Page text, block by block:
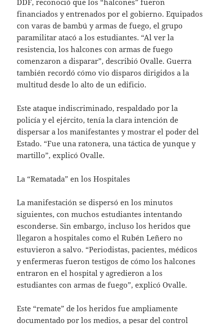
DDF, reconoció que los “halcones” fueron
financiados y entrenados por el gobierno. Equipados
con varas de bambú y armas de fuego, el grupo
paramilitar atacó a los estudiantes. “Al ver la
resistencia, los halcones con armas de fuego
comenzaron a disparar”, describió Ovalle. Guerra
también recordó cómo vio disparos dirigidos a la
multitud desde lo alto de un edificio.
Este ataque indiscriminado, respaldado por la
policía y el ejército, tenía la clara intención de
dispersar a los manifestantes y mostrar el poder del
Estado. “Fue una ratonera, una táctica de yunque y
martillo”, explicó Ovalle.
La “Rematada” en los Hospitales
La manifestación se dispersó en los minutos
siguientes, con muchos estudiantes intentando
esconderse. Sin embargo, incluso los heridos que
llegaron a hospitales como el Rubén Leñero no
estuvieron a salvo. “Periodistas, pacientes, médicos
y enfermeras fueron testigos de cómo los halcones
entraron en el hospital y agredieron a los
estudiantes con armas de fuego”, explicó Ovalle.
Este “remate” de los heridos fue ampliamente
documentado por los medios, a pesar del control